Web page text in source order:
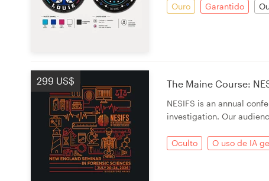
Ouro Garantido
299 US$ The Maine Course:
NESIFS is an annual
investigation. Our
Oculto O uso de IA